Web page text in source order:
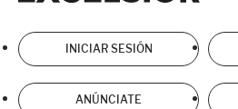
INICIAR SESIÓN
ANÚNCIATE